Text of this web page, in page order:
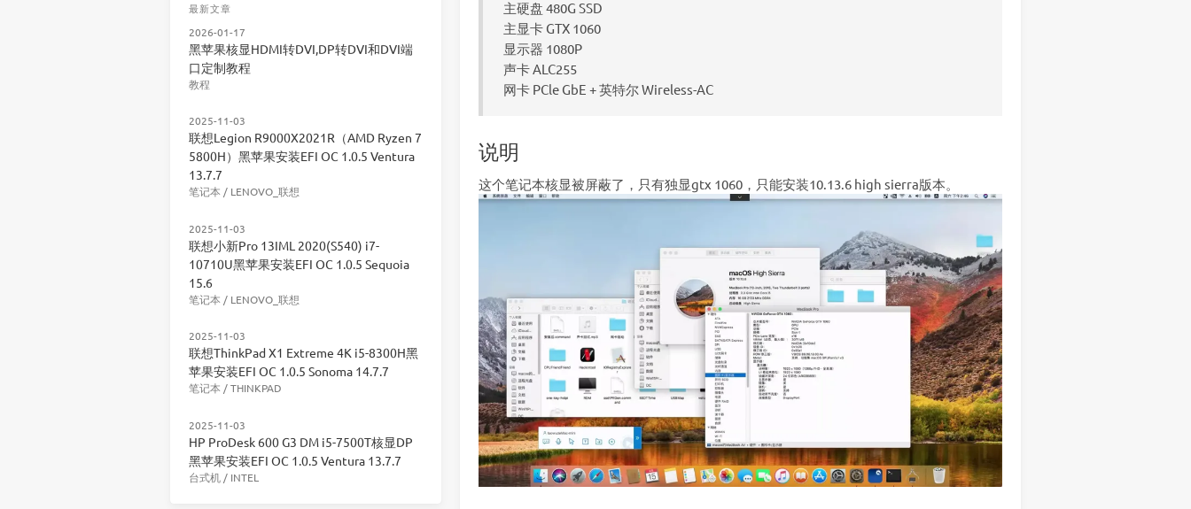
主硬盘 480G SSD
主显卡 GTX 1060
显示器 1080P
声卡 ALC255
网卡 PCle GbE + 英特尔 Wireless-AC
说明
这个笔记本核显被屏蔽了，只有独显gtx 1060，只能安装10.13.6 high sierra版本。
最新文章
2026-01-17
黑苹果核显HDMI转DVI,DP转DVI和DVI端
口定制教程
教程
2025-11-03
联想Legion R9000X2021R（AMD Ryzen 7
5800H）黑苹果安装EFI OC 1.0.5 Ventura
13.7.7
笔记本 / LENOVO_联想
2025-11-03
联想小新Pro 13IML 2020(S540) i7-
10710U黑苹果安装EFI OC 1.0.5 Sequoia
15.6
笔记本 / LENOVO_联想
2025-11-03
联想ThinkPad X1 Extreme 4K i5-8300H黑
苹果安装EFI OC 1.0.5 Sonoma 14.7.7
笔记本 /THINKPAD
2025-11-03
HP ProDesk 600 G3 DM i5-7500T核显DP
黑苹果安装EFI OC 1.0.5 Ventura 13.7.7
台式机 / INTEL